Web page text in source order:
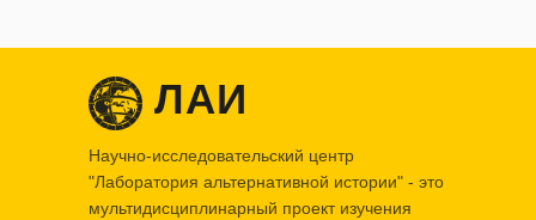
ЛАИ
Научно-исследовательский центр
"Лаборатория альтернативной истории" - это
мультидисциплинарный проект изучения